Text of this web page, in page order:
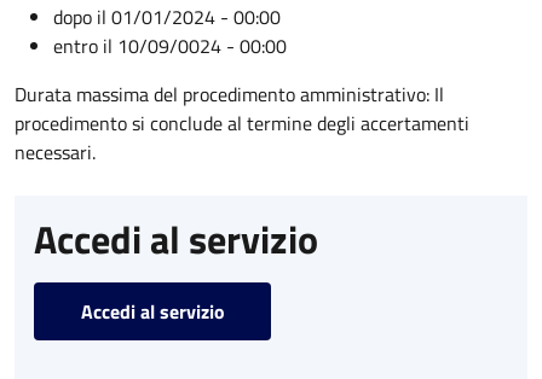
dopo il 01/01/2024 - 00:00
entro il 10/09/0024 - 00:00
Durata massima del procedimento amministrativo: Il
procedimento si conclude al termine degli accertamenti
necessari.
Accedi al servizio
Accedi al servizio